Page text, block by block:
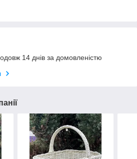
14 днів за домовленістю